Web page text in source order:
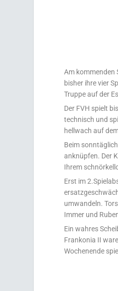
Am kommenden
bisher ihre vier
Truppe auf der
Der FVH spielt
technisch und
hellwach auf
Beim
anknüpfen. Der
Ihrem
Erst im
umwandeln.
Immer und
Ein wahres
Frankonia II
Wochenende